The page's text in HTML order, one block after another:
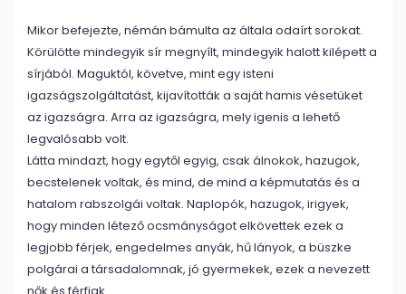
Mikor befejezte, némán bámulta az általa odaírt sorokat.
Körülötte mindegyik sír megnyílt, mindegyik halott kilépett a
sírjából. Maguktól, követve, mint egy isteni
igazságszolgáltatást, kijavították a saját hamis vésetüket
az igazságra. Arra az igazságra, mely igenis a lehető
legvalósabb volt.
Látta mindazt, hogy egytől egyig, csak álnokok, hazugok,
becstelenek voltak, és mind, de mind a képmutatás és a
hatalom rabszolgái voltak. Naplopók, hazugok, irigyek,
hogy minden létező ocsmányságot elkövettek ezek a
legjobb férjek, engedelmes anyák, hű lányok, a büszke
polgárai a társadalomnak, jó gyermekek, ezek a nevezett